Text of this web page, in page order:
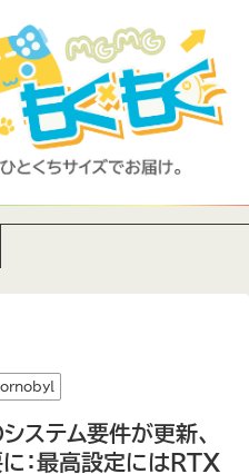
ステム要件が更新、
：最高設定にはRTX